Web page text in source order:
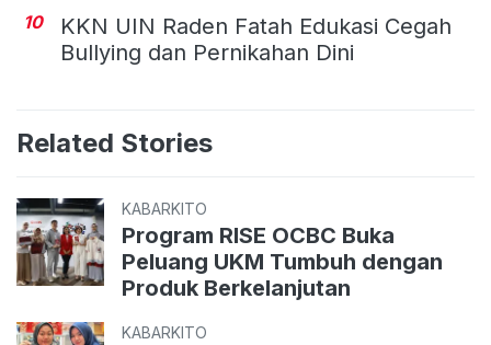
10
KKN UIN Raden Fatah Edukasi Cegah
Bullying dan Pernikahan Dini
Related Stories
KABARKITO
Program RISE OCBC Buka
Peluang UKM Tumbuh dengan
Produk Berkelanjutan
KABARKITO